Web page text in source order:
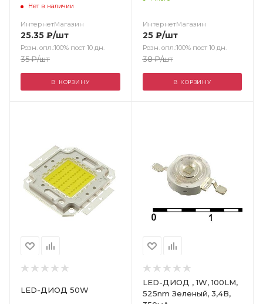
Нет в наличии
ИнтернетМагазин
25.35 ₽/шт
Розн. опл.:100% пост 10 дн.
35₽/шт
В КОРЗИНУ
ИнтернетМагазин
25₽/шт
Розн. опл.:100% пост 10 дн.
38₽/шт
В КОРЗИНУ
LED-ДИОД 50W
LED-ДИОД , 1W, 100LM,
525nm Зеленый, 3,4В,